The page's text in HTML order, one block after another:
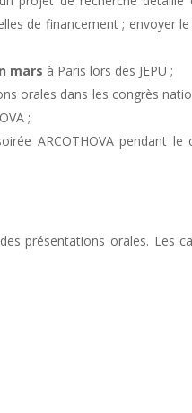
de financement ; envoyer
mars à Paris lors des JEPU ;
orales dans les congrès
;
ARCOTHOVA pendant le
présentations orales. Les